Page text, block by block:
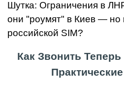
Шутка: Ограничения в
они "роумят" в Киев — но
российской SIM?
Как Звонить